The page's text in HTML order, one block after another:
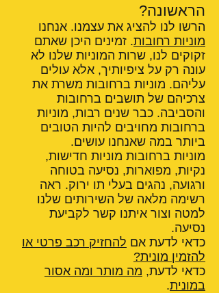
הראשונה?
הרשו לנו להציג את עצמנו. אנחנו
מוניות רחובות. זמינים היכן שאתם
זקוקים לנו, שרות המוניות שלנו לא
עונה רק על ציפיותיך, אלא עולים
עליהם. מוניות ברחובות משרת את
צרכיהם של תושבים ברחובות
והסביבה. כבר שנים רבות, מוניות
ברחובות מחויבים להיות הטובים
ביותר במה שאנחנו עושים.
מוניות ברחובות מוניות חדישות,
נקיות, מפוארות, נסיעה בטוחה
ורגועה, נהגים בעלי תו ירוק. ראה
רשימה מלאה של השירותים שלנו
למטה וצור איתנו קשר לקביעת
נסיעה.
כדאי לדעת אם להחזיק רכב פרטי או
להזמין מונית?
כדאי לדעת, מה מותר ומה אסור
במונית.